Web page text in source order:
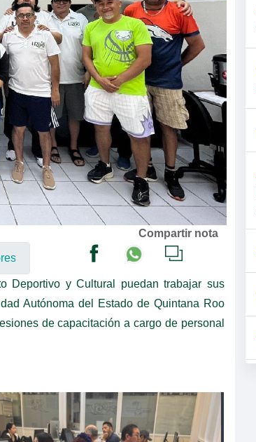
Compartir nota
Deportivo y Cultural puedan trabajar sus
Autónoma del Estado de Quintana Roo
de capacitación a cargo de personal